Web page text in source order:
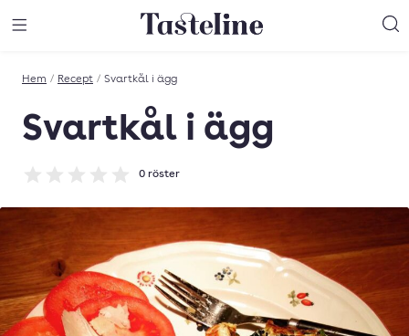
Till Tastelines startsida
Hem / Recept / Svartkål i ägg
Svartkål i ägg
Betyg: 0 av 5
0 röster